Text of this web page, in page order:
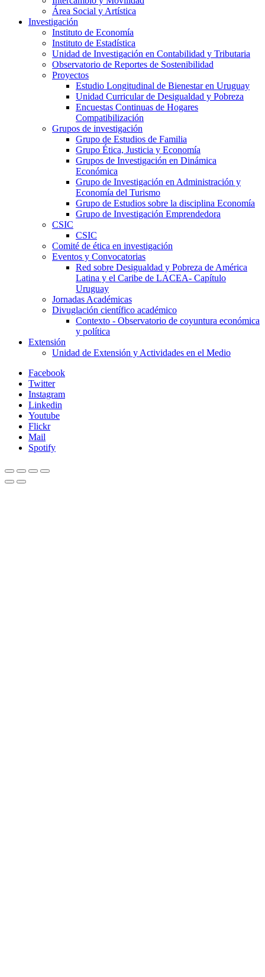
Área Social y Artística
Investigación
Instituto de Economía
Instituto de Estadística
Unidad de Investigación en Contabilidad y Tributaria
Observatorio de Reportes de Sostenibilidad
Proyectos
Estudio Longitudinal de Bienestar en Uruguay
Unidad Curricular de Desigualdad y Pobreza
Encuestas Continuas de Hogares
Compatibilización
Grupos de investigación
Grupo de Estudios de Familia
Grupo Ética, Justicia y Economía
Grupos de Investigación en Dinámica
Económica
Grupo de Investigación en Administración y
Economía del Turismo
Grupo de Estudios sobre la disciplina Economía
Grupo de Investigación Emprendedora
CSIC
CSIC
Comité de ética en investigación
Eventos y Convocatorias
Red sobre Desigualdad y Pobreza de América
Latina y el Caribe de LACEA- Capítulo
Uruguay
Jornadas Académicas
Divuglación científico académico
Contexto - Observatorio de coyuntura económica
y política
Extensión
Unidad de Extensión y Actividades en el Medio
Facebook
Twitter
Instagram
Linkedin
Youtube
Flickr
Mail
Spotify